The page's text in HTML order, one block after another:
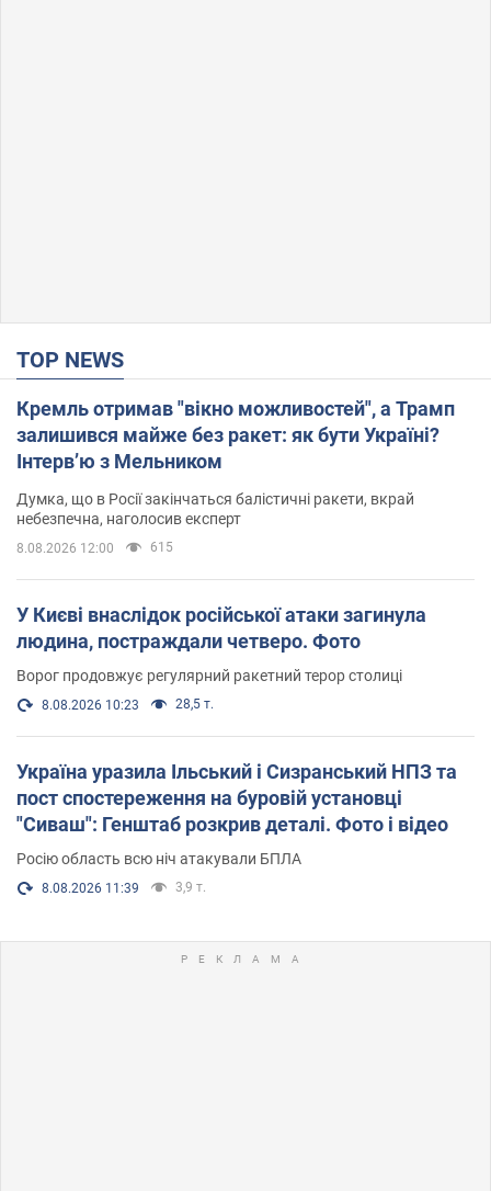
TOP NEWS
Кремль отримав "вікно можливостей", а Трамп
залишився майже без ракет: як бути Україні?
Інтерв’ю з Мельником
Думка, що в Росії закінчаться балістичні ракети, вкрай
небезпечна, наголосив експерт
8.08.2026 12:00 615
У Києві внаслідок російської атаки загинула
людина, постраждали четверо. Фото
Ворог продовжує регулярний ракетний терор столиці
8.08.2026 10:23 28,5 т.
Україна уразила Ільський і Сизранський НПЗ та
пост спостереження на буровій установці
"Сиваш": Генштаб розкрив деталі. Фото і відео
Росію область всю ніч атакували БПЛА
8.08.2026 11:39 3,9 т.